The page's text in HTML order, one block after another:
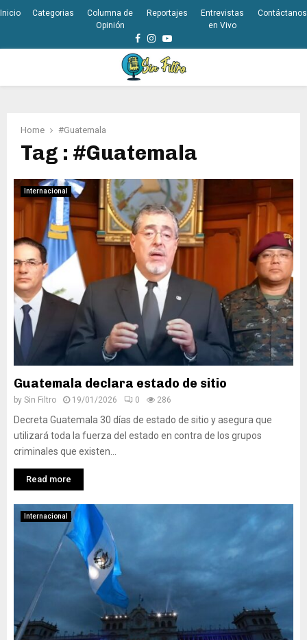
Inicio Categorias
Columna de
Opinión
Reportajes
Entrevistas
en Vivo
Contáctanos
Facebook
Instagram
Youtube
Home #Guatemala
Tag : #Guatemala
Internacional
Guatemala declara estado de sitio
by Sin Filtro 19/01/2026 0 286
Decreta Guatemala 30 días de estado de sitio y asegura que
utilizará toda la fuerza del estado en contra de los grupos
criminales que existen...
Read more
Internacional